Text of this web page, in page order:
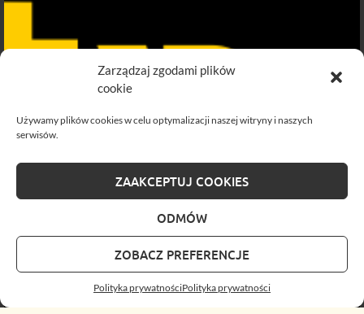
Zarządzaj zgodami plików
cookie
Używamy plików cookies w celu optymalizacji naszej witryny i naszych
serwisów.
ZAAKCEPTUJ COOKIES
ODMÓW
ZOBACZ PREFERENCJE
Polityka prywatnościPolityka prywatności